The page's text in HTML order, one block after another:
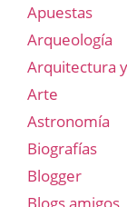
Apuestas
Arqueología
Arquitectura
Arte
Astronomía
Biografías
Blogger